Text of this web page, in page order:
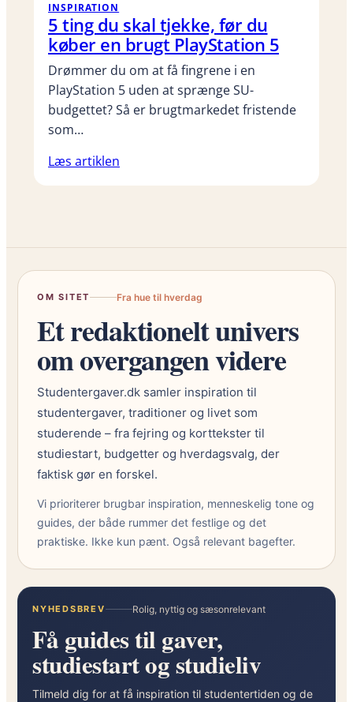
INSPIRATION
5 ting du skal tjekke, før du
køber en brugt PlayStation 5
Drømmer du om at få fingrene i en
PlayStation 5 uden at sprænge SU-
budgettet? Så er brugtmarkedet fristende
som…
Læs artiklen
OM SITET Fra hue til hverdag
Et redaktionelt univers
om overgangen videre
Studentergaver.dk samler inspiration til
studentergaver, traditioner og livet som
studerende – fra fejring og korttekster til
studiestart, budgetter og hverdagsvalg, der
faktisk gør en forskel.
Vi prioriterer brugbar inspiration, menneskelig tone og
guides, der både rummer det festlige og det
praktiske. Ikke kun pænt. Også relevant bagefter.
NYHEDSBREV Rolig, nyttig og sæsonrelevant
Få guides til gaver,
studiestart og studieliv
Tilmeld dig for at få inspiration til studentertiden og de